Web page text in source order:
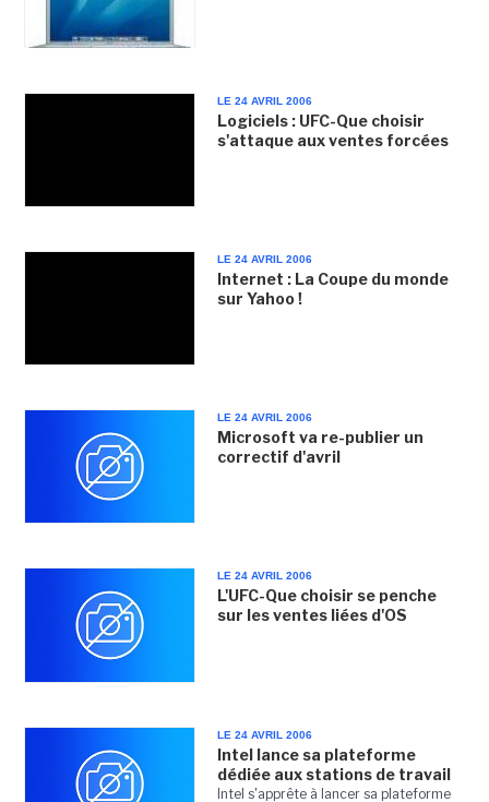
LE 24 AVRIL 2006
Logiciels : UFC-Que choisir
s'attaque aux ventes forcées
LE 24 AVRIL 2006
Internet : La Coupe du monde
sur Yahoo !
LE 24 AVRIL 2006
Microsoft va re-publier un
correctif d'avril
LE 24 AVRIL 2006
L'UFC-Que choisir se penche
sur les ventes liées d'OS
LE 24 AVRIL 2006
Intel lance sa plateforme
dédiée aux stations de travail
Intel s'apprête à lancer sa plateforme